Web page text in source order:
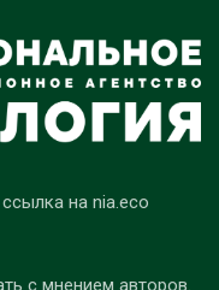
на nia.eco
с мнением авторов.